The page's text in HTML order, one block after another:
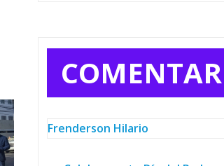
Frenderson Hilario